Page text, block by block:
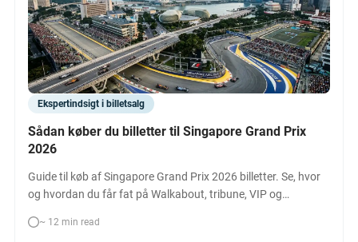
Ekspertindsigt i billetsalg
Sådan køber du billetter til Singapore Grand Prix
2026
Guide til køb af Singapore Grand Prix 2026 billetter. Se, hvor
og hvordan du får fat på Walkabout, tribune, VIP og
adgang og vigtigste tips.
~ 12 min read